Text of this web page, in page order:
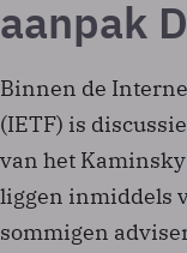
aanpak
Binnen de
(IETF) is
van het
liggen inmiddels
sommigen